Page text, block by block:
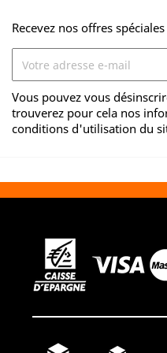
Recevez nos offres spéciales
Vous pouvez vous
trouverez pour cela nos
conditions d'utilisation du